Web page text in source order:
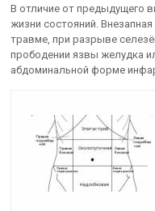
В отличие от предыдущего
жизни состояний.
травме, при разрыве
прободении язвы желудка
абдоминальной форме